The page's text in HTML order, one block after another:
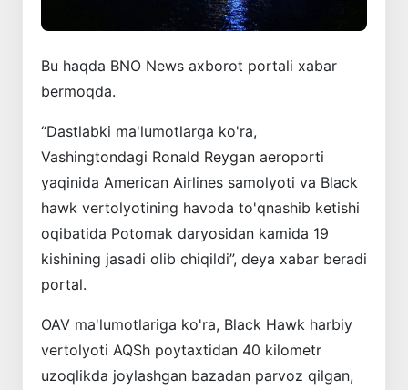
Bu haqda BNO News axborot portali xabar
bermoqda.
“Dastlabki ma'lumotlarga ko'ra,
Vashingtondagi Ronald Reygan aeroporti
yaqinida American Airlines samolyoti va Black
hawk vertolyotining havoda to'qnashib ketishi
oqibatida Potomak daryosidan kamida 19
kishining jasadi olib chiqildi”, deya xabar beradi
portal.
OAV ma'lumotlariga ko'ra, Black Hawk harbiy
vertolyoti AQSh poytaxtidan 40 kilometr
uzoqlikda joylashgan bazadan parvoz qilgan,